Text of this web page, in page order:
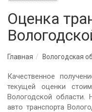
Оценка
Главная Вологодская
Качественное
текущей оценки
Вологодской области.
авто транспорта